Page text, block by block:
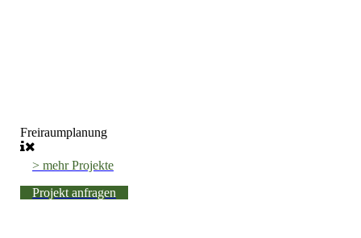
Freiraumplanung
> mehr Projekte
Projekt anfragen